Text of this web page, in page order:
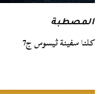
المصطبة
كلنا سفينة ثيسوس ج7